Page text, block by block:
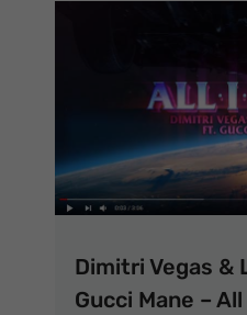
Dimitri Vegas &
Gucci Mane –